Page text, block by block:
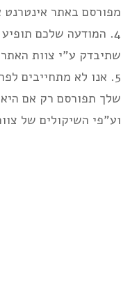
מפורסם באתר אינטרנט
4. המודעה שלכם
שתיבדק ע”י צוות
5. אנו לא מתחייבים
שלך תפורסם רק אם
וע”פי השיקולים של